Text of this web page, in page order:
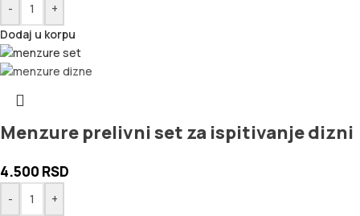
-
+
Dodaj u korpu
Menzure prelivni set za ispitivanje dizni
4.500 RSD
-
+